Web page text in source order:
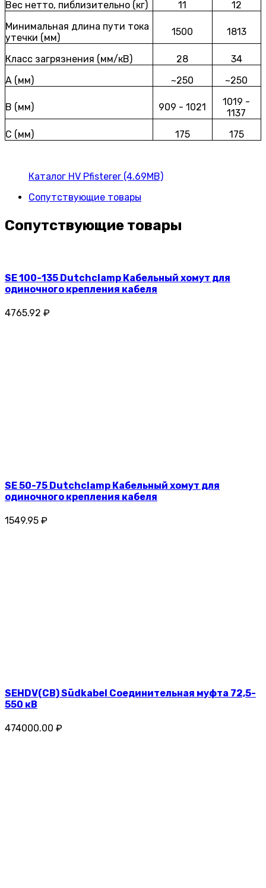
Вес нетто, пиблизительно (кг) 11
12
Минимальная длина пути тока
утечки (мм)
1500 1813
Класс загрязнения (мм/кВ) 28
34
A (мм)
~250 ~250
B (мм) 909 - 1021
1019 -
1137
C (мм)
175 175
Каталог HV Pfisterer (4.69MB)
Сопутствующие товары
Сопутствующие товары
SE 100-135 Dutchclamp Кабельный хомут для
одиночного крепления кабеля
4765.92 ₽
SE 50-75 Dutchclamp Кабельный хомут для
одиночного крепления кабеля
1549.95 ₽
SEHDV(CB) Südkabel Соединительная муфта 72,5-
550 кВ
474000.00 ₽